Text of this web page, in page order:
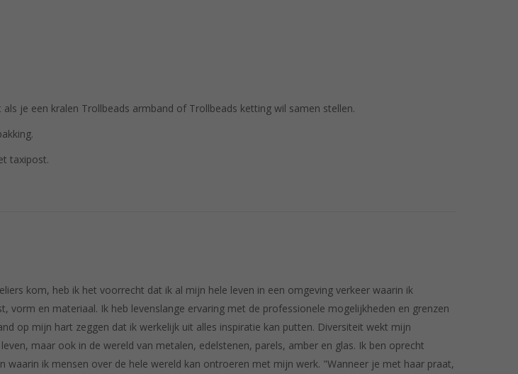
je een kralen Trollbeads armband of Trollbeads ketting wil samen stellen.
taxipost.
kom, heb ik het voorrecht dat ik al mijn hele leven in een omgeving verkeer waarin ik
vorm en materiaal. Ik heb levenslange ervaring met de professionele mogelijkheden en grenzen
op mijn hart zeggen dat ik werkelijk uit alles inspiratie kan putten. Diversiteit wekt mijn
maar ook in de wereld van metalen, edelstenen, parels, amber en glas. Ik ben oprecht
waarin ik mensen over de hele wereld kan ontroeren met mijn werk. "Wanneer je met haar praat,